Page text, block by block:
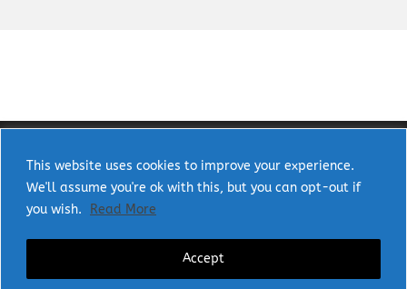
This website uses cookies to improve your experience.
We'll assume you're ok with this, but you can opt-out if
you wish.
Read More
Accept
Copyright © 2025 uPI Semi Corp. All rights
reserved.